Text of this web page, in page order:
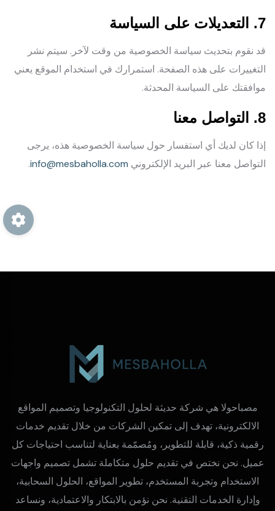
7. التعديلات على السياسة
قد نقوم بتحديث سياسة الخصوصية من وقت لآخر. سيتم نشر
التغييرات على هذه الصفحة. استمرارك في استخدام الموقع يعني
موافقتك على السياسة المحدثة.
8. التواصل معنا
إذا كان لديك أي استفسار حول سياسة الخصوصية هذه، يرجى
التواصل معنا عبر البريد الإلكتروني info@mesbaholla.com
.
مصباحولا هي شركة حديثة لحلول التكنولوجيا وتصميم المواقع
الالكترونية، تهدف إلى تمكين الشركات من خلال تقديم خدمات
رقمية ذكية، قابلة للتطوير، ومُصمّمة بعناية لتناسب احتياجات كل
عميل. نحن نختص في تقديم حلول متكاملة تشمل تصميم واجهات
الاستخدام وتجربة المستخدم، تطوير المواقع، الحلول السحابية،
وإدارة الخدمات التقنية. نحن نؤمن بالابتكار والاعتمادية، ونساعد